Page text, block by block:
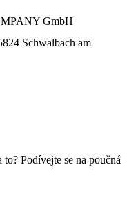
GmbH
Schwalbach am
Podívejte se na poučná